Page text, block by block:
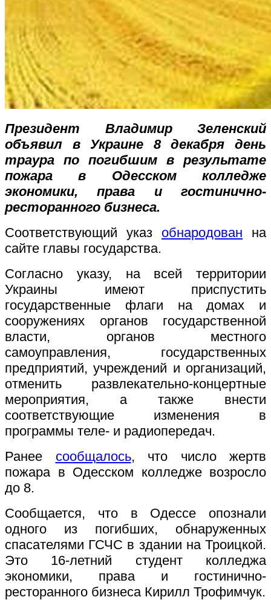
Президент Владимир Зеленский
объявил в Украине 8 декабря день
траура по погибшим в результате
пожара в Одесском колледже
экономики, права и гостинично-
ресторанного бизнеса.
Соответствующий указ обнародован на
сайте главы государства.
Согласно указу, на всей территории
Украины имеют приспустить
государственные флаги на домах и
сооружениях органов государственной
власти, органов местного
самоуправления, государственных
предприятий, учреждений и организаций,
отменить развлекательно-концертные
мероприятия, а также внести
соответствующие изменения в
программы теле- и радиопередач.
Ранее сообщалось, что число жертв
пожара в Одесском колледже возросло
до 8.
Сообщается, что в Одессе опознали
одного из погибших, обнаруженных
спасателями ГСЧС в здании на Троицкой.
Это 16-летний студент колледжа
экономики, права и гостинично-
ресторанного бизнеса Кирилл Трофимчук.